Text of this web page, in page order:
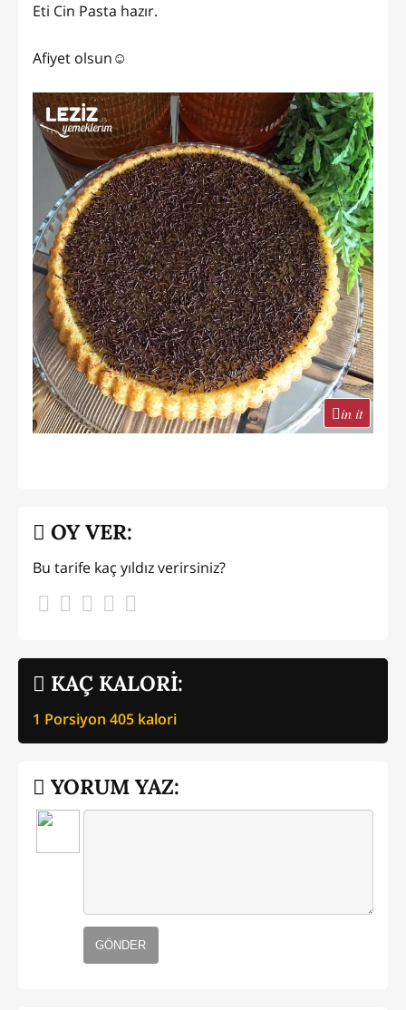
Eti Cin Pasta hazır.
Afiyet olsun☺️
in it
KAÇ KALORİ:
1 Porsiyon 405 kalori
OY VER:
Bu tarife kaç yıldız verirsiniz?
YORUM YAZ:
GÖNDER